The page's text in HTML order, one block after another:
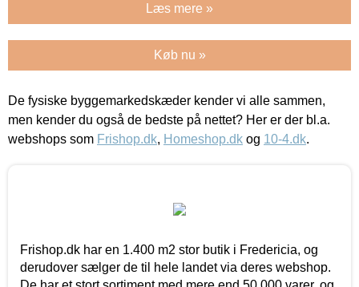
Læs mere »
Køb nu »
De fysiske byggemarkedskæder kender vi alle sammen,
men kender du også de bedste på nettet? Her er der bl.a.
webshops som Frishop.dk, Homeshop.dk og 10-4.dk.
Frishop.dk har en 1.400 m2 stor butik i Fredericia, og
derudover sælger de til hele landet via deres webshop.